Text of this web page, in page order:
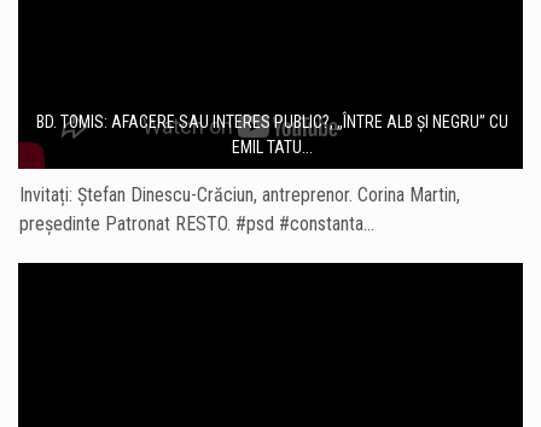
BD. TOMIS: AFACERE SAU INTERES PUBLIC?, „ÎNTRE ALB ȘI NEGRU” CU
EMIL TATU...
Invitați: Ștefan Dinescu-Crăciun, antreprenor. Corina Martin,
președinte Patronat RESTO. #psd #constanta…